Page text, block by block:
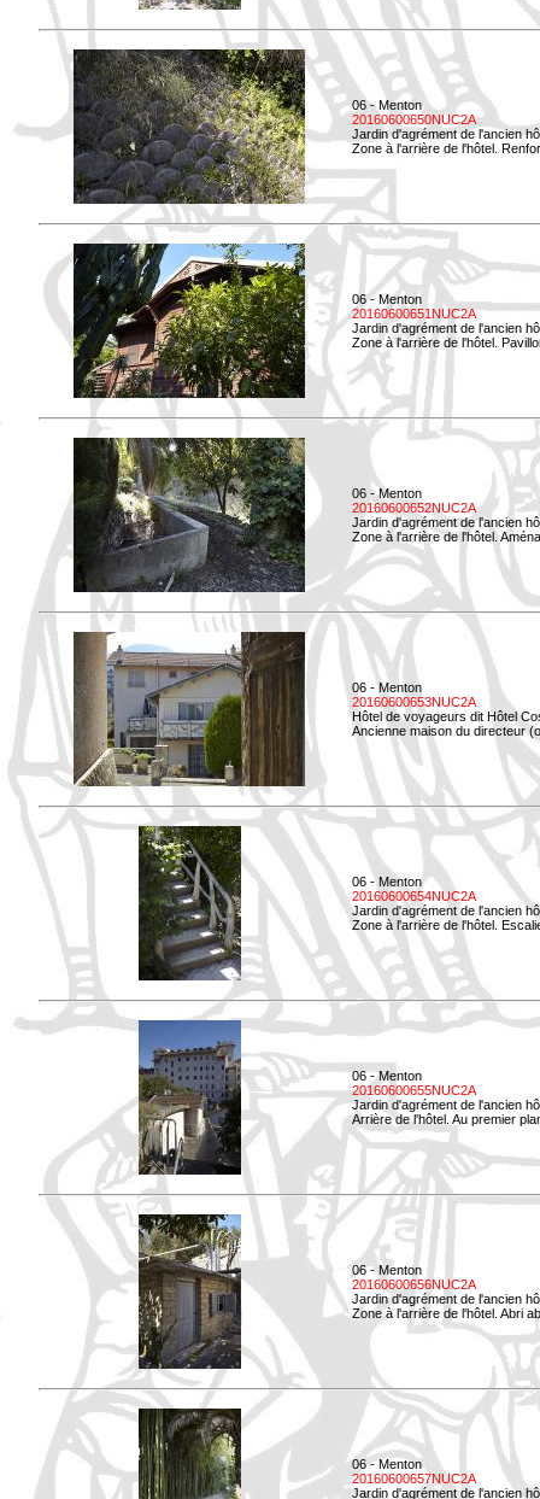
06 - Menton
20160600650NUC2A
Jardin d'agrément de l'ancien
Zone à l'arrière de l'hôtel.
06 - Menton
20160600651NUC2A
Jardin d'agrément de l'ancien
Zone à l'arrière de l'hôtel.
06 - Menton
20160600652NUC2A
Jardin d'agrément de l'ancien
Zone à l'arrière de l'hôtel.
06 - Menton
20160600653NUC2A
Hôtel de voyageurs dit Hôtel
Ancienne maison du directeur
06 - Menton
20160600654NUC2A
Jardin d'agrément de l'ancien
Zone à l'arrière de l'hôtel.
06 - Menton
20160600655NUC2A
Jardin d'agrément de l'ancien
Arrière de l'hôtel. Au premier
06 - Menton
20160600656NUC2A
Jardin d'agrément de l'ancien
Zone à l'arrière de l'hôtel. Abri
06 - Menton
20160600657NUC2A
Jardin d'agrément de l'ancien